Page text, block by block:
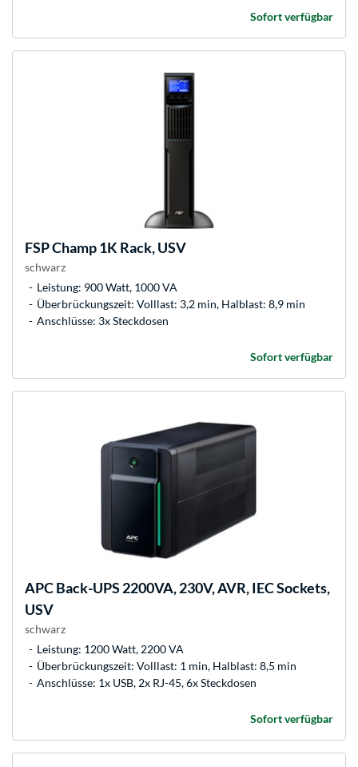
Sofort verfügbar
FSPChamp 1K Rack, USV
schwarz
Leistung: 900 Watt, 1000 VA
Überbrückungszeit: Volllast: 3,2 min, Halblast: 8,9 min
Anschlüsse: 3x Steckdosen
Sofort verfügbar
APCBack-UPS 2200VA, 230V, AVR, IEC Sockets,
USV
schwarz
Leistung: 1200 Watt, 2200 VA
Überbrückungszeit: Volllast: 1 min, Halblast: 8,5 min
Anschlüsse: 1x USB, 2x RJ-45, 6x Steckdosen
Sofort verfügbar